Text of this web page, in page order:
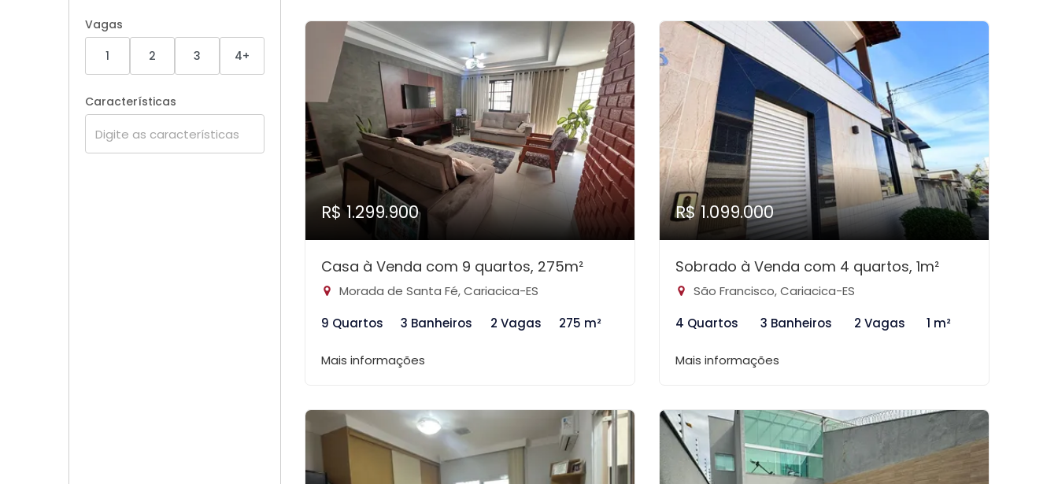
Vagas
1
2 3 4+
Características
R$ 1.299.900
Casa à Venda com 9 quartos, 275m²
Morada de Santa Fé, Cariacica-ES
9 Quartos
3 Banheiros 2 Vagas 275 m²
Mais informações
R$ 1.099.000
Sobrado à Venda com 4 quartos, 1m²
São Francisco, Cariacica-ES
4 Quartos
3 Banheiros 2 Vagas 1 m²
Mais informações